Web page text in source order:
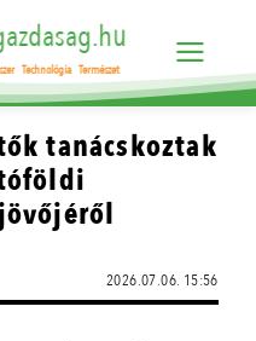
Technológia Természet
tanácskoztak
2026.07.06. 15:56